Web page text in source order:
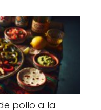
pollo a la